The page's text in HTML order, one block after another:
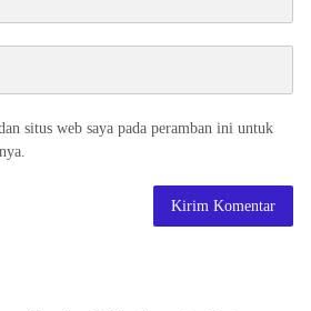
situs web saya pada peramban ini untuk